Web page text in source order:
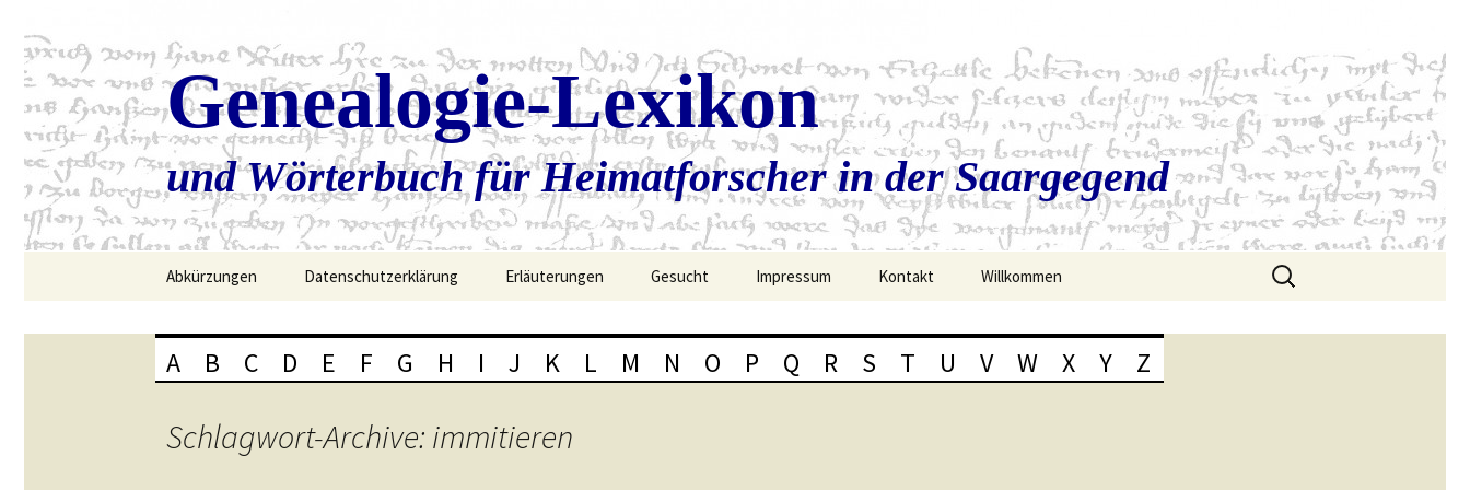
Genealogie-Lexikon
und Wörterbuch für Heimatforscher in der Saargegend
Abkürzungen Datenschutzerklärung Erläuterungen Gesucht Impressum Kontakt Willkommen
Suchen
nach:
A B C D E F G H I J K L M N O P Q R S T U V W X Y Z
Schlagwort-Archive: immitieren